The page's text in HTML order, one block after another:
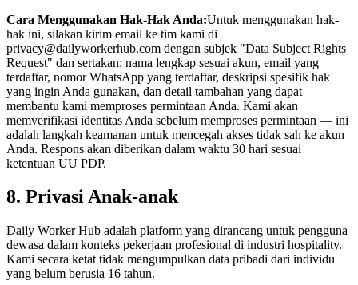
Cara Menggunakan Hak-Hak Anda:Untuk menggunakan hak-
hak ini, silakan kirim email ke tim kami di
privacy@dailyworkerhub.com dengan subjek "Data Subject Rights
Request" dan sertakan: nama lengkap sesuai akun, email yang
terdaftar, nomor WhatsApp yang terdaftar, deskripsi spesifik hak
yang ingin Anda gunakan, dan detail tambahan yang dapat
membantu kami memproses permintaan Anda. Kami akan
memverifikasi identitas Anda sebelum memproses permintaan — ini
adalah langkah keamanan untuk mencegah akses tidak sah ke akun
Anda. Respons akan diberikan dalam waktu 30 hari sesuai
ketentuan UU PDP.
8. Privasi Anak-anak
Daily Worker Hub adalah platform yang dirancang untuk pengguna
dewasa dalam konteks pekerjaan profesional di industri hospitality.
Kami secara ketat tidak mengumpulkan data pribadi dari individu
yang belum berusia 16 tahun.